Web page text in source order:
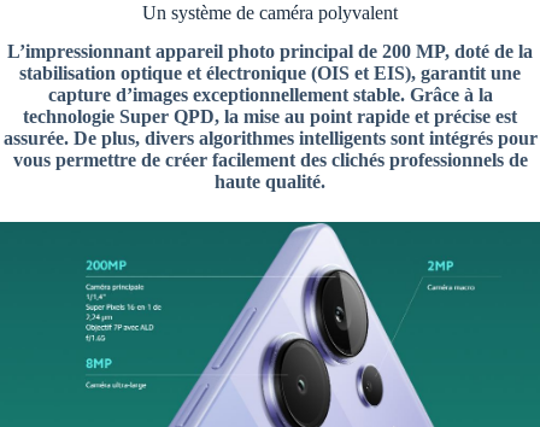
Un système de caméra polyvalent
L’impressionnant appareil photo principal de 200 MP, doté de la
stabilisation optique et électronique (OIS et EIS), garantit une
capture d’images exceptionnellement stable. Grâce à la
technologie Super QPD, la mise au point rapide et précise est
assurée. De plus, divers algorithmes intelligents sont intégrés pour
vous permettre de créer facilement des clichés professionnels de
haute qualité.